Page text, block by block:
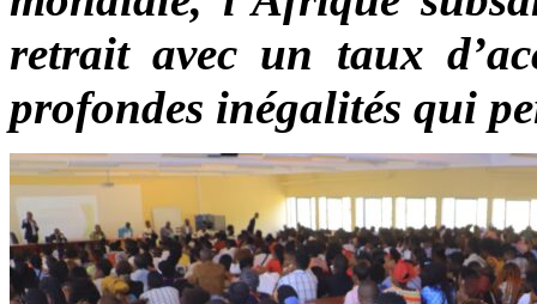
retrait avec un taux
profondes inégalités qui